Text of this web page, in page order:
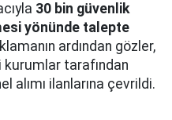
30 bin güvenlik
yönünde talepte
ardından gözler,
kurumlar tarafından
alımı ilanlarına çevrildi.